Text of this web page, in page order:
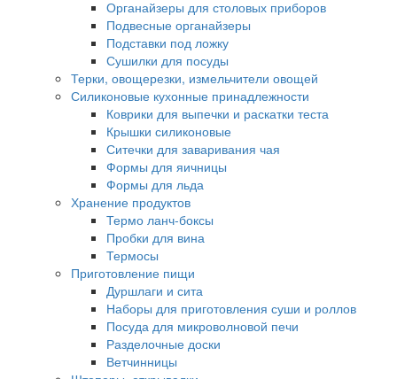
Органайзеры для столовых приборов
Подвесные органайзеры
Подставки под ложку
Сушилки для посуды
Терки, овощерезки, измельчители овощей
Силиконовые кухонные принадлежности
Коврики для выпечки и раскатки теста
Крышки силиконовые
Ситечки для заваривания чая
Формы для яичницы
Формы для льда
Хранение продуктов
Термо ланч-боксы
Пробки для вина
Термосы
Приготовление пищи
Дуршлаги и сита
Наборы для приготовления суши и роллов
Посуда для микроволновой печи
Разделочные доски
Ветчинницы